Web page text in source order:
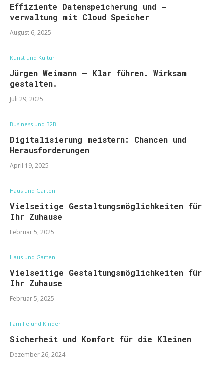
Effiziente Datenspeicherung und -
verwaltung mit Cloud Speicher
August 6, 2025
Kunst und Kultur
Jürgen Weimann – Klar führen. Wirksam
gestalten.
Juli 29, 2025
Business und B2B
Digitalisierung meistern: Chancen und
Herausforderungen
April 19, 2025
Haus und Garten
Vielseitige Gestaltungsmöglichkeiten für
Ihr Zuhause
Februar 5, 2025
Haus und Garten
Vielseitige Gestaltungsmöglichkeiten für
Ihr Zuhause
Februar 5, 2025
Familie und Kinder
Sicherheit und Komfort für die Kleinen
Dezember 26, 2024